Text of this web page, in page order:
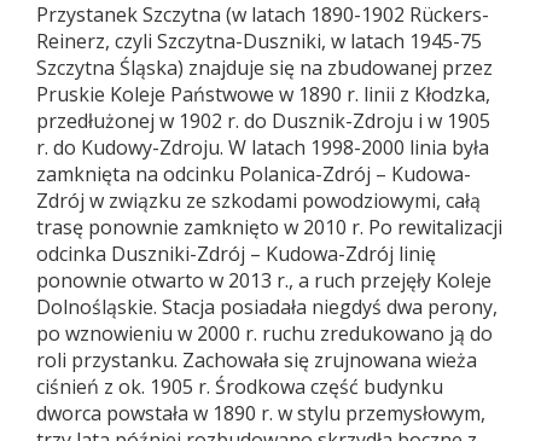
Przystanek Szczytna (w latach 1890-1902 Rückers-
Reinerz, czyli Szczytna-Duszniki, w latach 1945-75
Szczytna Śląska) znajduje się na zbudowanej przez
Pruskie Koleje Państwowe w 1890 r. linii z Kłodzka,
przedłużonej w 1902 r. do Dusznik-Zdroju i w 1905
r. do Kudowy-Zdroju. W latach 1998-2000 linia była
zamknięta na odcinku Polanica-Zdrój – Kudowa-
Zdrój w związku ze szkodami powodziowymi, całą
trasę ponownie zamknięto w 2010 r. Po rewitalizacji
odcinka Duszniki-Zdrój – Kudowa-Zdrój linię
ponownie otwarto w 2013 r., a ruch przejęły Koleje
Dolnośląskie. Stacja posiadała niegdyś dwa perony,
po wznowieniu w 2000 r. ruchu zredukowano ją do
roli przystanku. Zachowała się zrujnowana wieża
ciśnień z ok. 1905 r. Środkowa część budynku
dworca powstała w 1890 r. w stylu przemysłowym,